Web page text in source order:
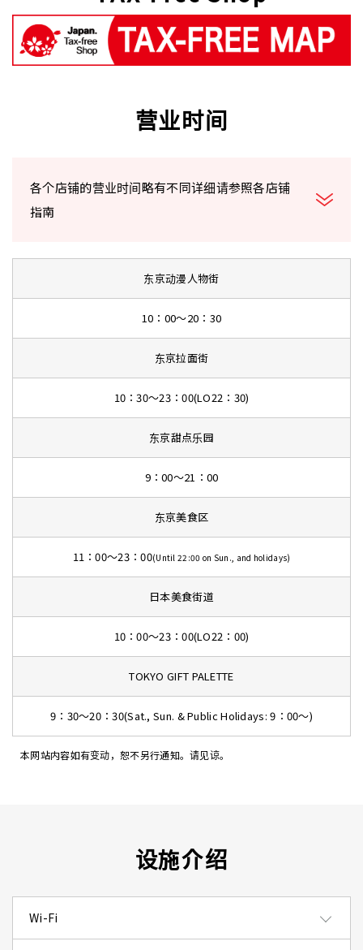
营业时间
各个店铺的营业时间略有不同详细请参照各店铺
指南
东京动漫人物街
10：00～20：30
东京拉面街
10：30～23：00(LO22：30)
东京甜点乐园
9：00～21：00
东京美食区
11：00～23：00(Until 22:00 on Sun., and holidays)
日本美食街道
10：00～23：00(LO22：00)
TOKYO GIFT PALETTE
9：30～20：30(Sat., Sun. & Public Holidays: 9：00～)
本网站内容如有变动，恕不另行通知。请见谅。
设施介绍
Wi-Fi